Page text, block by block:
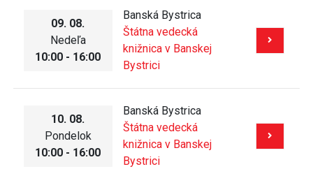
09. 08.
Nedeľa
10:00 - 16:00
Banská Bystrica
Štátna vedecká
knižnica v Banskej
Bystrici
10. 08.
Pondelok
10:00 - 16:00
Banská Bystrica
Štátna vedecká
knižnica v Banskej
Bystrici